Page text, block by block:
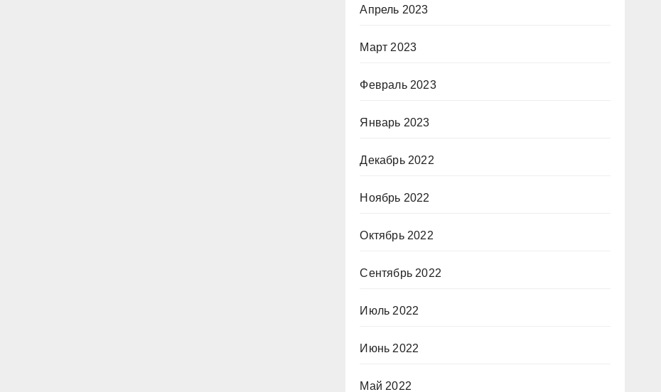
Апрель 2023
Март 2023
Февраль 2023
Январь 2023
Декабрь 2022
Ноябрь 2022
Октябрь 2022
Сентябрь 2022
Июль 2022
Июнь 2022
Май 2022